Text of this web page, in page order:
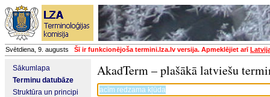
Svētdiena, 9. augusts Šī ir funkcionējoša termini.lza.lv versija. Apmeklējiet arī
Sākumlapa
Terminu datubāze
Struktūra un principi
AkadTerm – plašākā latviešu